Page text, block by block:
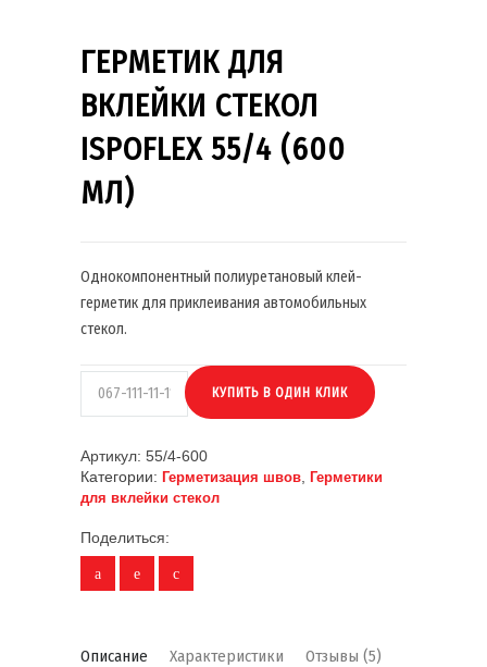
ГЕРМЕТИК ДЛЯ
ВКЛЕЙКИ СТЕКОЛ
ISPOFLEX 55/4 (600
МЛ)
Однокомпонентный полиуретановый клей-
герметик для приклеивания автомобильных
стекол.
Артикул: 55/4-600
Категории: Герметизация швов Герметики
для вклейки стекол
Поделиться:
Описание Характеристики Отзывы (5)